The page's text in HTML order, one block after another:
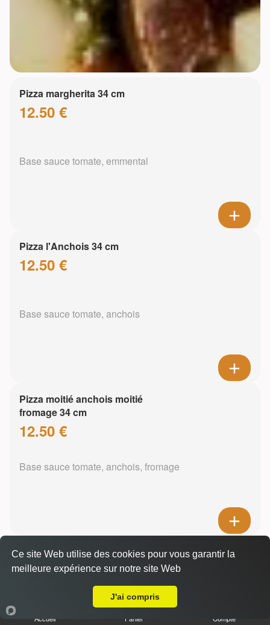
Pizza margherita 34 cm
12.50 €
Base sauce tomate, emmental
Pizza l'Anchois 34 cm
12.50 €
Base sauce tomate, anchois
Pizza moitié anchois moitié
fromage 34 cm
12.50 €
Base sauce tomate, anchois, fromage
Pizza mozzarella 34 cm
13.50 €
Base sauce tomate, mozzarella
Accueil Panier Compte
Ce site Web utilise des cookies pour vous garantir la
meilleure expérience sur notre site Web
J'ai compris